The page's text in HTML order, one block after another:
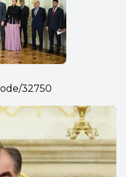
32750